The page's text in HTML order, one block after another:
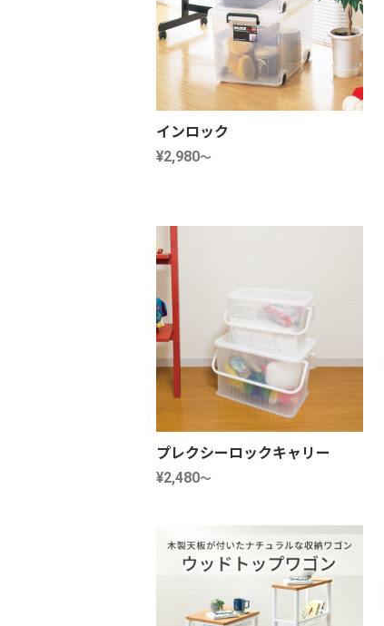
インロック
¥2,980～
プレクシーロックキャリー
¥2,480～